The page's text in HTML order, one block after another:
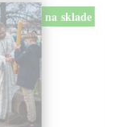
na sklade